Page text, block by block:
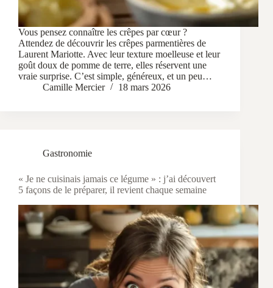
Vous pensez connaître les crêpes par cœur ?
Attendez de découvrir les crêpes parmentières de
Laurent Mariotte. Avec leur texture moelleuse et leur
goût doux de pomme de terre, elles réservent une
vraie surprise. C’est simple, généreux, et un peu…
Camille Mercier
18 mars 2026
Gastronomie
« Je ne cuisinais jamais ce légume » : j’ai découvert
5 façons de le préparer, il revient chaque semaine